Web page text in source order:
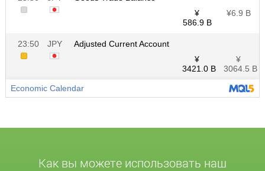
Как вы можете использовать наш